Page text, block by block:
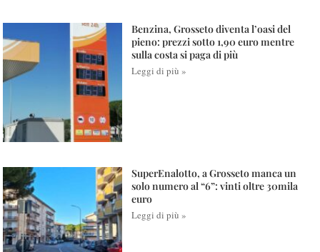
Benzina, Grosseto diventa l’oasi del
pieno: prezzi sotto 1,90 euro mentre
sulla costa si paga di più
Leggi di più »
SuperEnalotto, a Grosseto manca un
solo numero al “6”: vinti oltre 30mila
euro
Leggi di più »